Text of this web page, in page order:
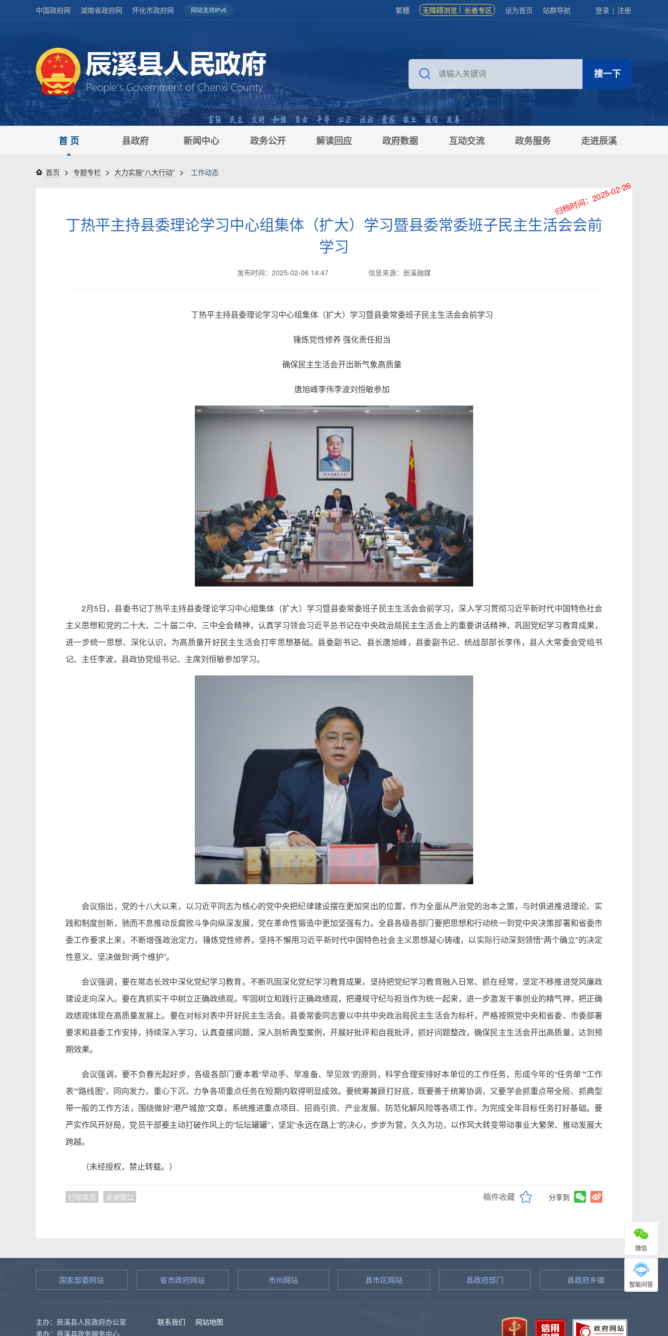
中国政府网 湖南省政府网 怀化市政府网 网站支持IPv6 繁體 无障碍浏览 长者专区 设为首页 站群导航 登录 | 注册
首 页 县政府 新闻中心 政务公开 解读回应 政府数据 互动交流 政务服务 走进辰溪
首页 > 专题专栏 > 大力实施“八大行动” > 工作动态
丁热平主持县委理论学习中心组集体（扩大）学习暨县委常委班子民主生活会会前
学习
发布时间：2025-02-06 14:47 信息来源：辰溪融媒
丁热平主持县委理论学习中心组集体（扩大）学习暨县委常委班子民主生活会会前学习
锤炼党性修养 强化责任担当
确保民主生活会开出新气象高质量
唐旭峰李伟李波刘恒敏参加
2月5日，县委书记丁热平主持县委理论学习中心组集体（扩大）学习暨县委常委班子民主生活会会前学习，深入学习贯彻习近平新时代中国特色社会
主义思想和党的二十大、二十届二中、三中全会精神，认真学习领会习近平总书记在中央政治局民主生活会上的重要讲话精神，巩固党纪学习教育成果，
进一步统一思想、深化认识，为高质量开好民主生活会打牢思想基础。县委副书记、县长唐旭峰，县委副书记、统战部部长李伟，县人大常委会党组书
记、主任李波，县政协党组书记、主席刘恒敏参加学习。
会议指出，党的十八大以来，以习近平同志为核心的党中央把纪律建设摆在更加突出的位置，作为全面从严治党的治本之策，与时俱进推进理论、实
践和制度创新，驰而不息推动反腐败斗争向纵深发展，党在革命性锻造中更加坚强有力。全县各级各部门要把思想和行动统一到党中央决策部署和省委市
委工作要求上来，不断增强政治定力，锤炼党性修养，坚持不懈用习近平新时代中国特色社会主义思想凝心铸魂，以实际行动深刻领悟“两个确立”的决定
性意义、坚决做到“两个维护”。
会议强调，要在常态长效中深化党纪学习教育。不断巩固深化党纪学习教育成果，坚持把党纪学习教育融入日常、抓在经常，坚定不移推进党风廉政
建设走向深入。要在真抓实干中树立正确政绩观。牢固树立和践行正确政绩观，把遵规守纪与担当作为统一起来，进一步激发干事创业的精气神，把正确
政绩观体现在高质量发展上。要在对标对表中开好民主生活会。县委常委同志要以中共中央政治局民主生活会为标杆，严格按照党中央和省委、市委部署
要求和县委工作安排，持续深入学习，认真查摆问题，深入剖析典型案例，开展好批评和自我批评，抓好问题整改，确保民主生活会开出高质量，达到预
期效果。
会议强调，要不负春光起好步，各级各部门要本着“早动手、早准备、早见效”的原则，科学合理安排好本单位的工作任务，形成今年的“任务单”“工作
表”“路线图”，同向发力，重心下沉，力争各项重点任务在短期内取得明显成效。要统筹兼顾打好底，既要善于统筹协调，又要学会抓重点带全局、抓典型
带一般的工作方法，围绕做好“港产城旅”文章，系统推进重点项目、招商引资、产业发展、防范化解风险等各项工作，为完成全年目标任务打好基础。要
严实作风开好局，党员干部要主动打破作风上的“坛坛罐罐”，坚定“永远在路上”的决心，步步为营，久久为功，以作风大转变带动事业大繁荣、推动发展大
跨越。
（未经授权，禁止转载。）
打印本页 关闭窗口 稿件收藏 分享到
微信
智能问答
国家部委网站 省市政府网站 市州网站 县市区网站 县政府部门 县政府乡镇
主办：辰溪县人民政府办公室
承办：辰溪县政务服务中心
联系我们 网站地图
归档时间：2025-02-26